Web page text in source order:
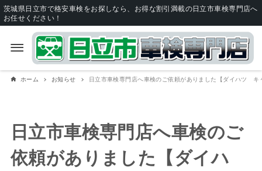
茨城県日立市で格安車検をお探しなら、お得な割引満載の日立市車検専門店へ
お任せください！
ホーム お知らせ 日立市車検専門店へ車検のご依頼がありました【ダイハツ キ
日立市車検専門店へ車検のご
依頼がありました【ダイハ